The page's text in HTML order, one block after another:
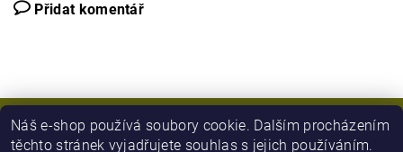
Přidat komentář
Náš e-shop používá soubory cookie. Dalším procházením
těchto stránek vyjadřujete souhlas s jejich používáním.